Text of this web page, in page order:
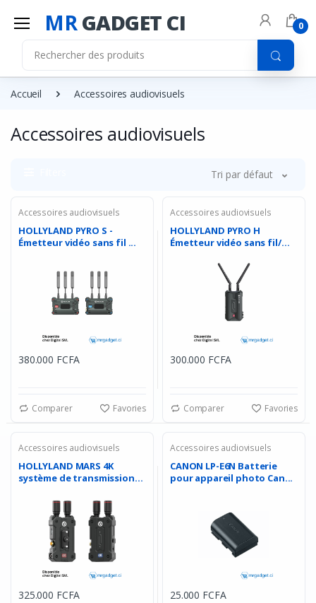
MRGADGET CI 0
Accueil Accessoires audiovisuels
Accessoires audiovisuels
Tri par défaut
Accessoires audiovisuels
HOLLYLAND PYRO S -
Émetteur vidéo sans fil ...
380.000 FCFA
Comparer Favories
Accessoires audiovisuels
HOLLYLAND PYRO H
Émetteur vidéo sans fil/
300.000 FCFA
Comparer Favories
Accessoires audiovisuels
HOLLYLAND MARS 4K
système de transmission
325.000 FCFA
Accessoires audiovisuels
CANON LP-E6N Batterie
pour appareil photo Can...
25.000 FCFA